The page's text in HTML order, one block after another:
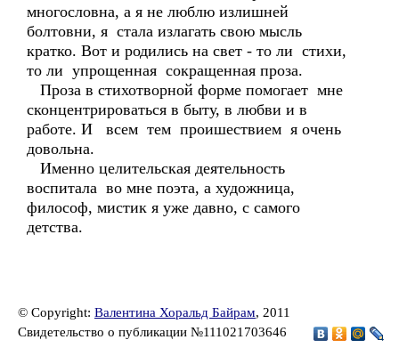
многословна, а я не люблю излишней
болтовни, я стала излагать свою мысль
кратко. Вот и родились на свет - то ли стихи,
то ли упрощенная сокращенная проза.
Проза в стихотворной форме помогает мне
сконцентрироваться в быту, в любви и в
работе. И всем тем проишествием я очень
довольна.
Именно целительская деятельность
воспитала во мне поэта, а художница,
философ, мистик я уже давно, с самого
детства.
© Copyright: Валентина Хоральд Байрам, 2011
Свидетельство о публикации №111021703646